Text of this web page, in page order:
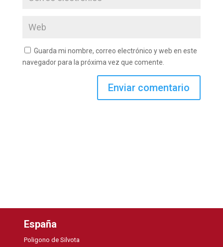
Guarda mi nombre, correo electrónico y web en este
navegador para la próxima vez que comente.
España
Poligono de Silvota